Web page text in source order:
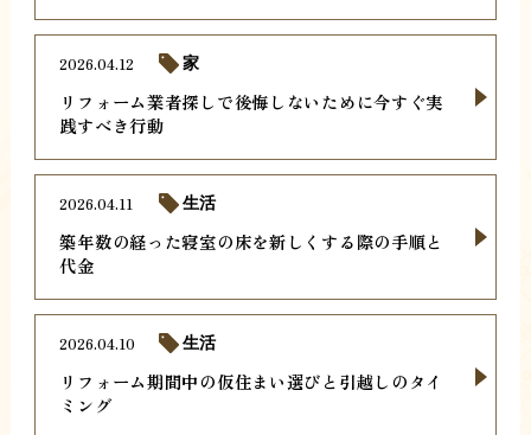
リフォーム業者探しで後悔しないために今すぐ実
践すべき行動
2026.04.12 家
築年数の経った寝室の床を新しくする際の手順と
代金
2026.04.11 生活
リフォーム期間中の仮住まい選びと引越しのタイ
ミング
2026.04.10 生活